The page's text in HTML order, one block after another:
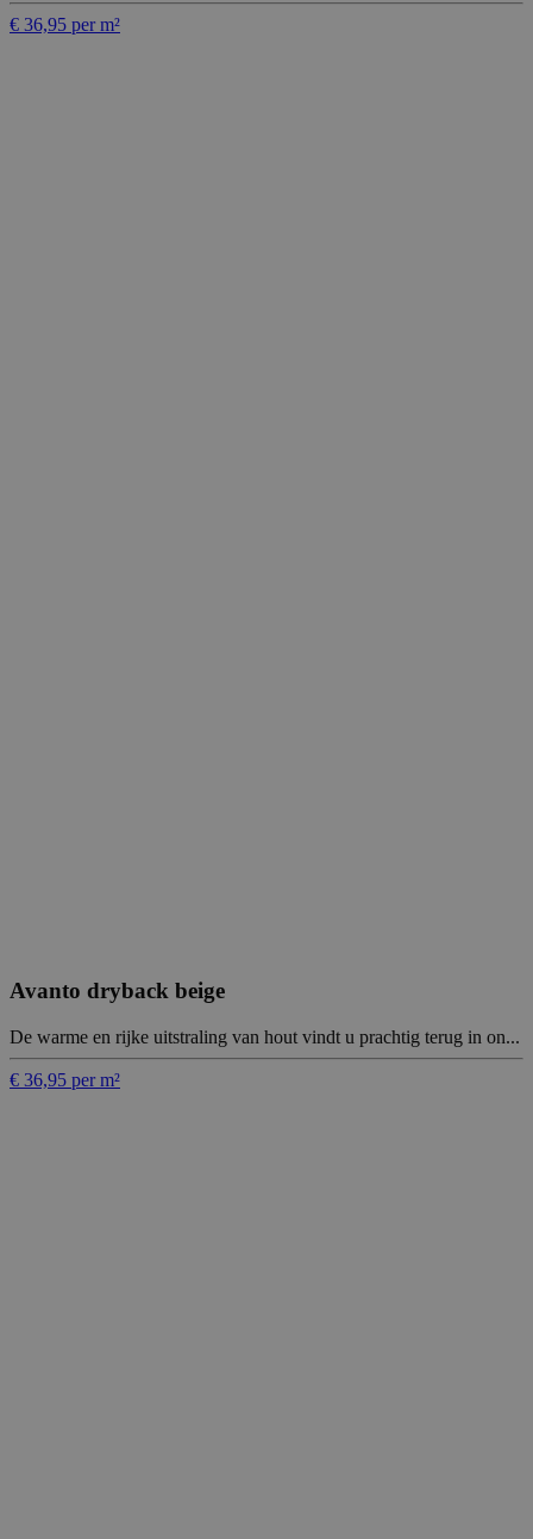
€ 36,95 per m²
Avanto dryback beige
De warme en rijke uitstraling van hout vindt u prachtig terug in on...
€ 36,95 per m²